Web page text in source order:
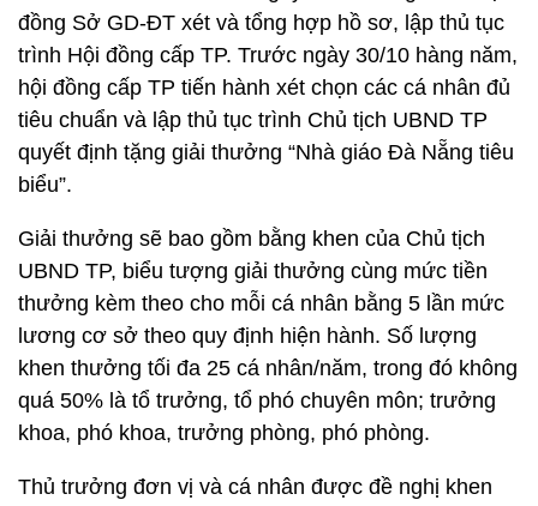
đồng Sở GD-ĐT xét và tổng hợp hồ sơ, lập thủ tục
trình Hội đồng cấp TP. Trước ngày 30/10 hàng năm,
hội đồng cấp TP tiến hành xét chọn các cá nhân đủ
tiêu chuẩn và lập thủ tục trình Chủ tịch UBND TP
quyết định tặng giải thưởng “Nhà giáo Đà Nẵng tiêu
biểu”.
Giải thưởng sẽ bao gồm bằng khen của Chủ tịch
UBND TP, biểu tượng giải thưởng cùng mức tiền
thưởng kèm theo cho mỗi cá nhân bằng 5 lần mức
lương cơ sở theo quy định hiện hành. Số lượng
khen thưởng tối đa 25 cá nhân/năm, trong đó không
quá 50% là tổ trưởng, tổ phó chuyên môn; trưởng
khoa, phó khoa, trưởng phòng, phó phòng.
Thủ trưởng đơn vị và cá nhân được đề nghị khen